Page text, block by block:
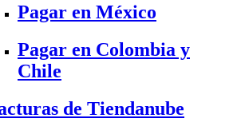
Pagar en México
Pagar en Colombia y
Chile
de Tiendanube